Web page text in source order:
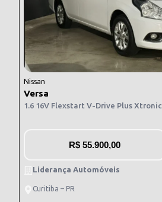
Nissan
Versa
1.6 16V Flexstart V-Drive Plus Xtronic
R$ 55.900,00
Liderança Automóveis
Curitiba – PR